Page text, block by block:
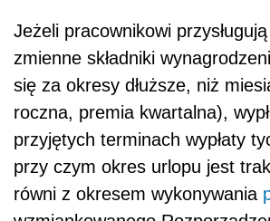
Jeżeli pracownikowi
zmienne składniki
się za okresy dłuższe, niż
roczna, premia kwartalna),
przyjętych terminach wypłaty
przy czym okres urlopu jest
równi z okresem wykonywania